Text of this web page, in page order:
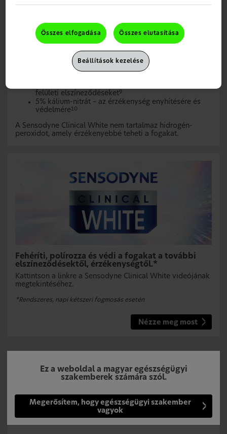
A Sensodyne Clinical White a következőket tartalmazza:
Alumina – fellazítja és eltávolítja a felületi
elszíneződéseket 8
Nátrium-tripolifoszfát – megakadályozza az új
felületi elszíneződéseket9
5% kálium-nitrát – az érzékenység enyhítésére és
védelmére10
A Sensodyne Clinical White nem tartalmaz hidrogén-
peroxidot, amely érzékenyebbé teheti a fogakat.
Fehéríti, polírozza és védi a fogakat a további
elszíneződésektől, érzékenységtől.*
Kattintson a linkre a Sensodyne Clinical White videójának
megtekintéséhez.
*Rendszeres, napi kétszeri fogmosás esetén
Nézze meg most
technológiája
A Sensodyne Clinical White klinikailag
bizonyítottan 2 árnyalattal fehérebb fogakat
Ez a weboldal a magyar egészségügyi
szakemberek számára szól.
Megerősítem, hogy egészségügyi szakember
vagyok
Összes elfogadása Összes elutasítása
Beállítások kezelése